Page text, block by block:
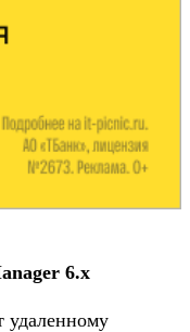
6.x
удаленному